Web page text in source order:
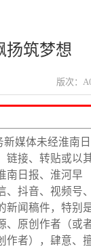
扬筑梦想
版次：
媒体未经淮南日
链接、转贴或以
南日报、淮河早
、抖音、视频号
新闻稿件，特别
、原创作者（或
作者），肆意、